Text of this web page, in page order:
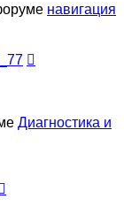
навигация
Диагностика и